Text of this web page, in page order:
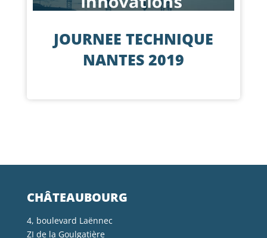
JOURNEE TECHNIQUE
NANTES 2019
CHÂTEAUBOURG
4, boulevard Laënnec
ZI de la Goulgatière